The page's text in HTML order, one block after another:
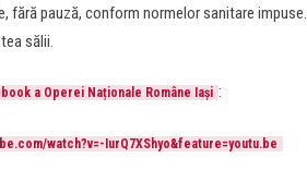
fără pauză, conform normelor sanitare impuse.
sălii.
a Operei Naționale Române Iași :
watch?v=-IurQ7XShyo&feature=youtu.be